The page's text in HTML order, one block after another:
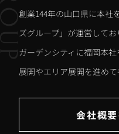
創業144年の山口県に本社
ズグループ」が運営して
ガーデンシティに福岡本
展開やエリア展開を進めて
会社概